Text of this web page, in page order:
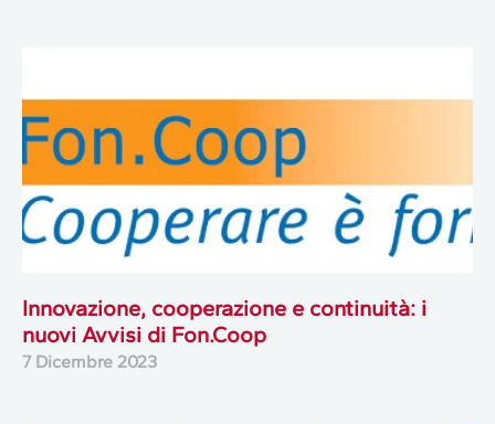
Innovazione, cooperazione e continuità: i
nuovi Avvisi di Fon.Coop
7 Dicembre 2023